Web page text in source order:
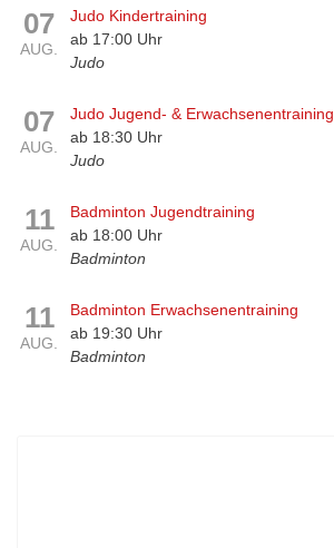
07
AUG.
Judo Kindertraining
ab 17:00 Uhr
Judo
07
AUG.
Judo Jugend- & Erwachsenentraining
ab 18:30 Uhr
Judo
11
AUG.
Badminton Jugendtraining
ab 18:00 Uhr
Badminton
11
AUG.
Badminton Erwachsenentraining
ab 19:30 Uhr
Badminton